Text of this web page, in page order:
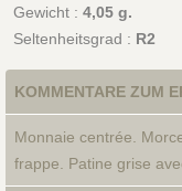
Gewicht : 4,05 g.
Seltenheitsgrad : R2
KOMMENTARE ZUM
Monnaie centrée.
frappe. Patine grise